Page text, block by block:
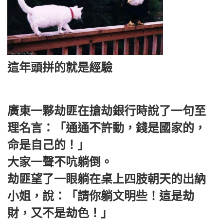
這年頭拼的就是經驗
廣東一夥劫匪在搶劫銀行時說了一句至
理名言：「通通不許動，錢是國家的，
命是自己的！」
大家一聲不吭躺倒。
劫匪望了一眼躺在桌上四肢朝天的出納
小姐，說：「請你躺文明些！這是劫
財，又不是劫色！」